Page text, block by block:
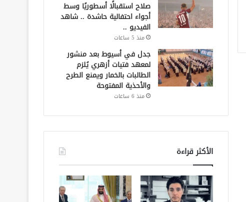
صلاح استقبالًا أسطوريًا وسط
أجواء احتفالية حاشدة .. شاهد
الفيديو ..
منذ 5 ساعات
جدل في أسيوط بعد منشور
لمعهد فتيات أزهري يُلزم
الطالبات بالخمار ويمنع الطرح
والأحذية المفتوحة
منذ 6 ساعات
الأكثر قراءة